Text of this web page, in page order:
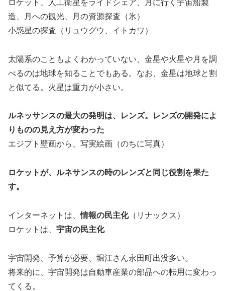
ロケット、人工衛星をライドシェア、月に行く宇宙船製
造、月への観光、月の資源探査（氷）
小惑星の探査（リュウグウ、イトカワ）
太陽系のこともよくわかっていない、金星や火星や月を調
べるのは地球を知ることでもある。なお、金星は地球と割
と似てる。火星は重力が小さい。
ルネッサンスの最大の発明は、レンズ。レンズの開発によ
りものの見え方が変わった
エジプト壁画から、写実絵画（のちに写真）
ロケットが、ルネサンスの時のレンズと同じ役割を果た
す。
インターネットは、情報の民主化（リナックス）
ロケットは、 宇宙の民主化
宇宙開発、予算が必要、堀江さん永田町出没多い。
将来的に、宇宙開発は自動車産業の部品への転用に変わっ
てくる。